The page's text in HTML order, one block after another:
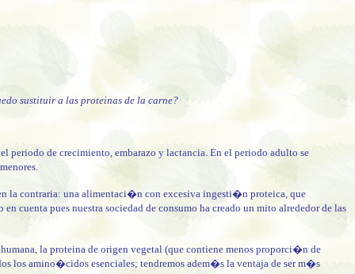
sustituir a las proteinas de la carne?
de crecimiento, embarazo y lactancia. En el periodo adulto se
la contraria: una alimentaci�n con excesiva ingesti�n proteica, que
cuenta pues nuestra sociedad de consumo ha creado un mito alrededor de las
la proteina de origen vegetal (que contiene menos proporci�n de
los amino�cidos esenciales; tendremos adem�s la ventaja de ser m�s